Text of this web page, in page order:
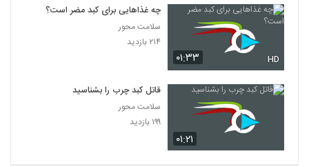
۰۱:۳۳ HD
چه غذاهایی برای کبد مضر است؟
سلامت محور
۲۱۴ بازدید
۰۱:۲۱
قاتل کبد چرب را بشناسید
سلامت محور
۱۹۹ بازدید